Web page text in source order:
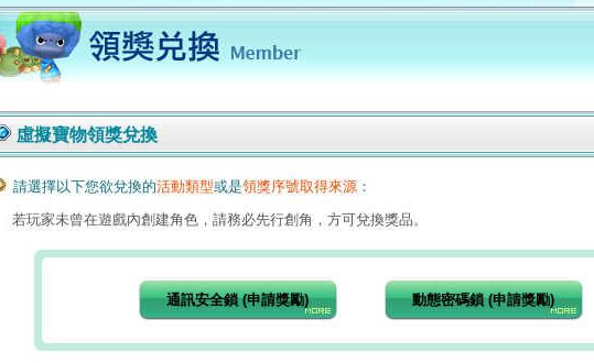
虛擬寶物領獎兌換
請選擇以下您欲兌換的活動類型或是領獎序號取得來源：
若玩家未曾在遊戲內創建角色，請務必先行創角，方可兌換獎品。
通訊安全鎖 (申請獎勵) 動態密碼鎖 (申請獎勵)